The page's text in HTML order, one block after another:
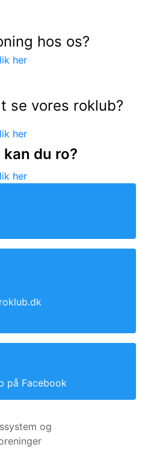
hos os?
her
se vores roklub?
her
du ro?
her